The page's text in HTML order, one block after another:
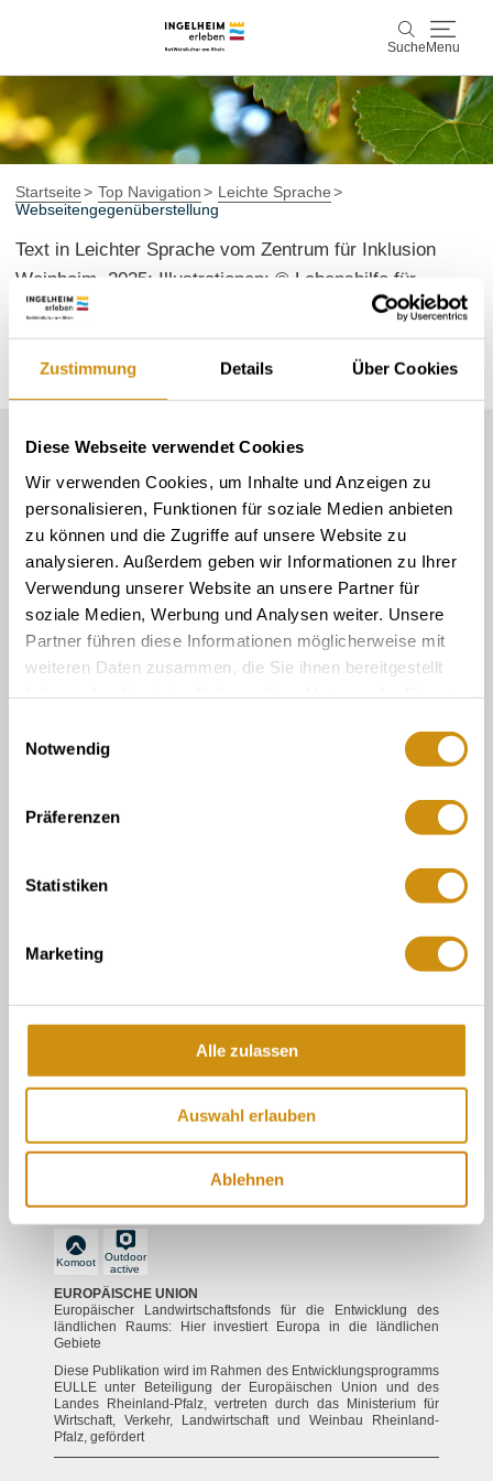
Zustimmung Details Über Cookies
Diese Webseite verwendet Cookies
Wir verwenden Cookies, um Inhalte und Anzeigen zu
personalisieren, Funktionen für soziale Medien anbieten
zu können und die Zugriffe auf unsere Website zu
analysieren. Außerdem geben wir Informationen zu Ihrer
Verwendung unserer Website an unsere Partner für
soziale Medien, Werbung und Analysen weiter. Unsere
Partner führen diese Informationen möglicherweise mit
weiteren Daten zusammen, die Sie ihnen bereitgestellt
Notwendig
Präferenzen
Statistiken
Marketing
Alle zulassen
Auswahl erlauben
Ablehnen
Suche Menu
Suche
Entdecken & Erleben
Wein & Genuss
Kaiserpfalz, Kunst & Kultur
Leichte SpracheUnterkünfteErlebnisse buchen
Startseite Top Navigation
Leichte Sprache
Webseitengegenüberstellung
Text in Leichter Sprache vom Zentrum für Inklusion
Weinheim, 2025; Illustrationen: © Lebenshilfe für
Menschen mit geistiger Behinderung Bremen e.V.;
Illustrator: Stefan Albers, Atelier Fleetinsel, 2013.
Unser Servicekontakt:
Sie benötigen weitere Informationen? Wir helfen
Ihnen gerne weiter!
06132/710 009 200
Oder einfach per E-Mail
touristinformation@ikum-ingelheim.de
Tourist-Info der Verbandsgemeinde Gau-
Mediendatenbank Rheinhessen
Legal Links
Datenschutz
Barrierefreiheitserklärung
Follow us
Komoot
Outdoor
active
EUROPÄISCHE UNION
Europäischer Landwirtschaftsfonds für die Entwicklung des
ländlichen Raums: Hier investiert Europa in die ländlichen
Gebiete
Diese Publikation wird im Rahmen des Entwicklungsprogramms
EULLE unter Beteiligung der Europäischen Union und des
Landes Rheinland-Pfalz, vertreten durch das Ministerium für
Wirtschaft, Verkehr, Landwirtschaft und Weinbau Rheinland-
Pfalz, gefördert